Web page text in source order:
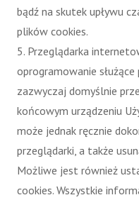
bądź na skutek upływu
plików cookies.
5. Przeglądarka
oprogramowanie
zazwyczaj domyślnie
końcowym urządzeniu
może jednak ręcznie
przeglądarki, a także
Możliwe jest również
cookies. Wszystkie